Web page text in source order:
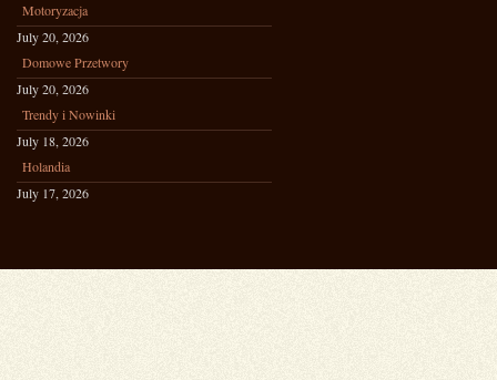
Motoryzacja
July 20, 2026
Domowe Przetwory
July 20, 2026
Trendy i Nowinki
July 18, 2026
Holandia
July 17, 2026